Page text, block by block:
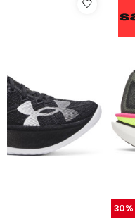
30%